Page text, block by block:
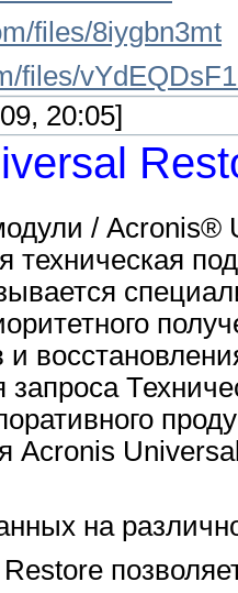
files/8iygbn3mt
files/
20:05]
/ Acronis®
запроса
Acronis
на